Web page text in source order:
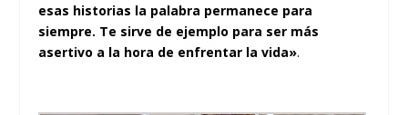
esas historias la palabra permanece para
siempre. Te sirve de ejemplo para ser más
asertivo a la hora de enfrentar la vida».